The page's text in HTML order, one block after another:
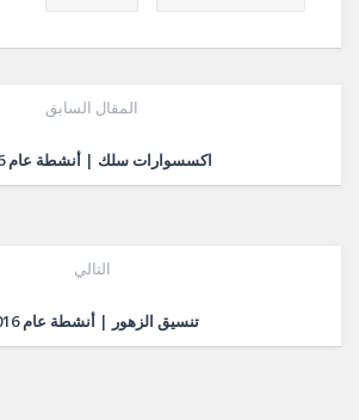
المقال السابق
اكسسوارات سلك | أنشطة عام 2016
التالي
تنسيق الزهور | أنشطة عام 2016